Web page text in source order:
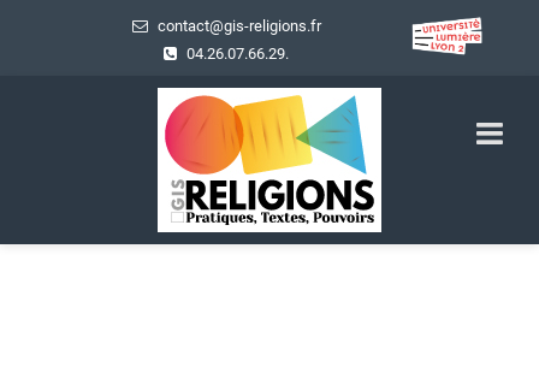
contact@gis-religions.fr
04.26.07.66.29.